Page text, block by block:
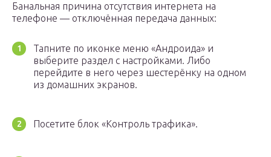
Банальная причина отсутствия интернета на
телефоне — отключённая передача данных:
Тапните по иконке меню «Андроида» и
выберите раздел с настройками. Либо
перейдите в него через шестерёнку на одном
из домашних экранов.
Посетите блок «Контроль трафика».